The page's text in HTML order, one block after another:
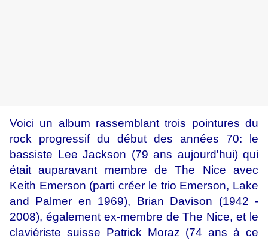
Voici un album rassemblant trois pointures du
rock progressif du début des années 70: le
bassiste Lee Jackson (79 ans aujourd'hui) qui
était auparavant membre de The Nice avec
Keith Emerson (parti créer le trio Emerson, Lake
and Palmer en 1969), Brian Davison (1942 -
2008), également ex-membre de The Nice, et le
claviériste suisse Patrick Moraz (74 ans à ce